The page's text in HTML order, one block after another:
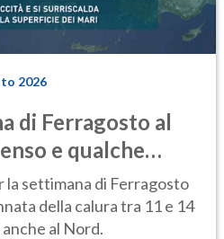
2026
di Ferragosto al
e qualche
la settimana di Ferragosto
della calura tra 11 e 14
al Nord.